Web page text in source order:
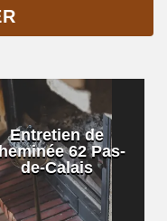
Entretien de
62 Pas-
de-Calais